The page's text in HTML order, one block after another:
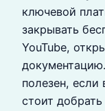
ключевой
закрывать
YouTube,
полезен,
стоит